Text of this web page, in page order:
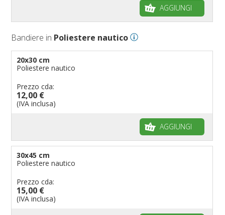
Bandiere per eventi religiosi
Bandiere per ambasciate
Bandiere per riserve naturali e parchi
Bandiere per musicisti
pennoni per bandiere
AGGIUNGI
Bandiere in Poliestere nautico
20x30 cm
Poliestere nautico
Prezzo cda:
12,00 €
(IVA inclusa)
AGGIUNGI
30x45 cm
Poliestere nautico
Prezzo cda:
15,00 €
(IVA inclusa)